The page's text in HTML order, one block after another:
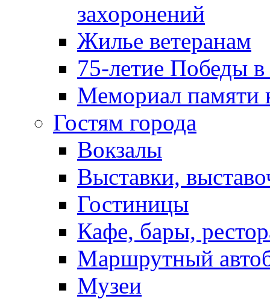
захоронений
Жилье ветеранам
75-летие Победы
Мемориал памяти
Гостям города
Вокзалы
Выставки,
Гостиницы
Кафе, бары,
Маршрутный
Музеи